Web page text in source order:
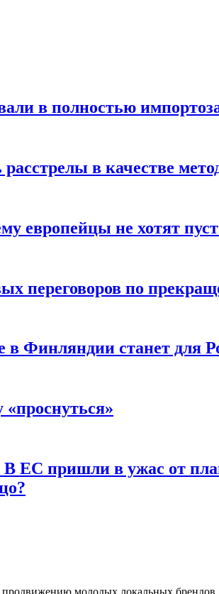
в полностью
в качестве
европейцы не хотят
переговоров по
в Финляндии станет для
В ЕС пришли в ужас от
молодых локальных брендов